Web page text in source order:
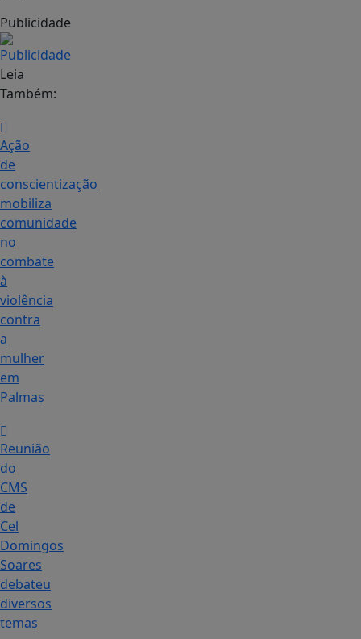
Publicidade
Leia
Também:
Ação
de
conscientização
mobiliza
comunidade
no
combate
à
violência
contra
a
mulher
em
Palmas
Reunião
do
CMS
de
Cel
Domingos
Soares
debateu
diversos
temas